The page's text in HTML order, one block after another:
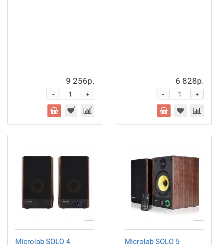
9 256р.
+
-
6 828р.
+
-
Microlab SOLO 4 Microlab SOLO 5